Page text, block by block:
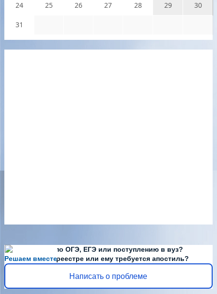
24 25 26 27 28 29 30
31
Решаем вместе
Есть вопросы по ОГЭ, ЕГЭ или поступлению в вуз?
Диплома нет в реестре или ему требуется апостиль?
Написать о проблеме